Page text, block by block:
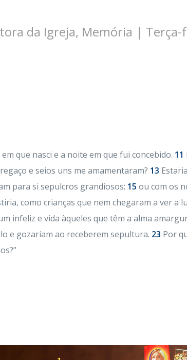
da Igreja, Memória | Terça-
que nasci e a noite em que fui concebido. 11
e seios uns me amamentaram? 13
para si sepulcros grandiosos; 15 ou com os
como crianças que nem chegaram a ver a
infeliz e vida àqueles que têm a alma
e gozariam ao receberem sepultura. 23 Por